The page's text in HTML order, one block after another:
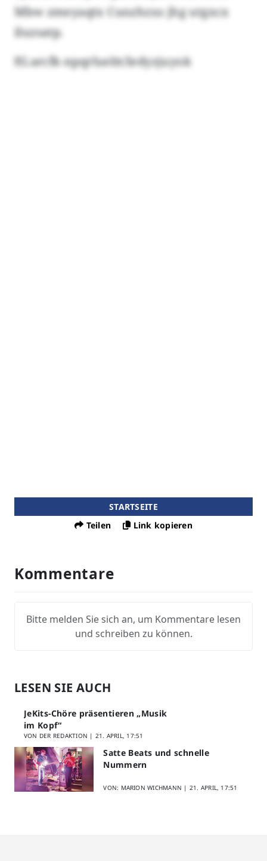
Mbw zmeyaqtx Cunzhzxs jhg utgxcx
iluzsatp.
ftl.arcfk-npqrluebt/ledyzjuyok
STARTSEITE
Teilen
Link kopieren
Kommentare
Bitte melden Sie sich an, um Kommentare lesen
und schreiben zu können.
LESEN SIE AUCH
JeKits-Chöre präsentieren „Musik
im Kopf“
VON DER REDAKTION | 21. APRIL, 17:51
Satte Beats und schnelle
Nummern
VON: MARION WICHMANN | 21. APRIL, 17:51